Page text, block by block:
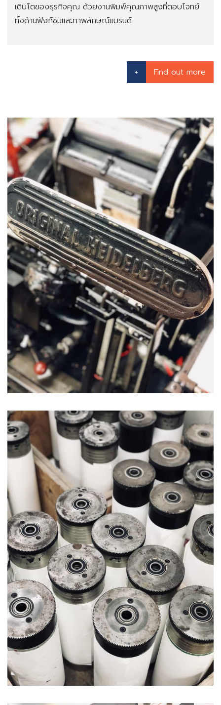
เติบโตของธุรกิจคุณ ด้วยงานพิมพ์คุณภาพสูงที่ตอบโจทย์
ทั้งด้านฟังก์ชันและภาพลักษณ์แบรนด์
+ Find out more